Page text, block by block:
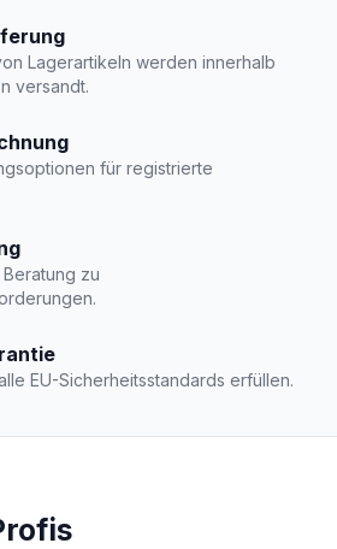
Lagerartikeln werden innerhalb
versandt.
für registrierte
zu
EU-Sicherheitsstandards erfüllen.